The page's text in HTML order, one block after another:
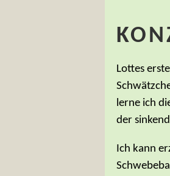
Lottes
lerne ich
der
Ich kann